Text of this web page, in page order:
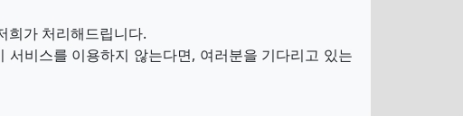
희가 처리해드립니다.
비스를 이용하지 않는다면, 여러분을 기다리고 있는